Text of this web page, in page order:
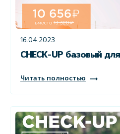
16.04.2023
CHECK-UP базовый
Читать полностью